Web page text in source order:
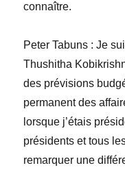
connaître.
Peter Tabuns : Je
Thushitha
des prévisions
permanent des
lorsque j’étais
présidents et tous
remarquer une